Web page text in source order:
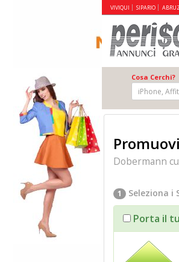
VIVIQUI SIPARIO
Cosa Cerchi?
Dobermann
1 Seleziona i
Porta il